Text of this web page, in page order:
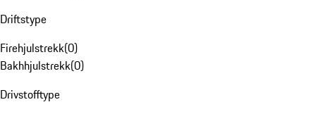
Driftstype
Firehjulstrekk(0)
Bakhhjulstrekk(0)
Drivstofftype